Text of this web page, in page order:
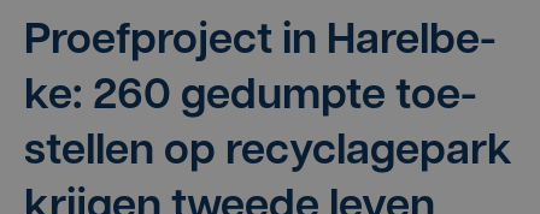
Proef­pro­ject in Harel­be­
ke: 260 gedump­te toe­
stel­len op recy­cla­ge­park